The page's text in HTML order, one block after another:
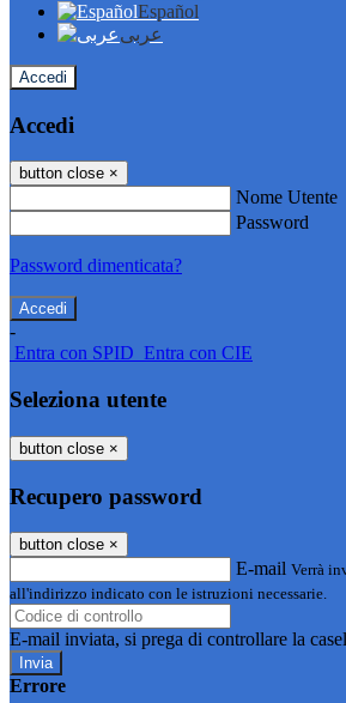
Español
عربى
Accedi
Accedi
button close ×
Nome Utente
Password
Password dimenticata?
-
Entra con SPID Entra con CIE
Seleziona utente
button close ×
Recupero password
button close ×
E-mail Verrà
all'indirizzo indicato con le istruzioni necessarie.
E-mail inviata, si prega di controllare la
Errore